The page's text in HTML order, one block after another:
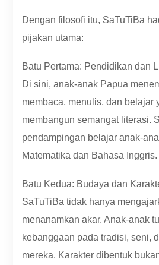
Dengan filosofi itu, SaTuTiBa
pijakan utama:
Batu Pertama: Pendidikan dan
Di sini, anak-anak Papua
membaca, menulis, dan belajar
membangun semangat literasi.
pendampingan belajar anak-
Matematika dan Bahasa Inggris.
Batu Kedua: Budaya dan
SaTuTiBa tidak hanya
menanamkan akar. Anak-anak
kebanggaan pada tradisi, seni,
mereka. Karakter dibentuk